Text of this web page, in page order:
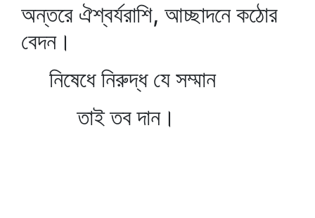
অন্তরে ঐশ্বর্যরাশি, আচ্ছাদনে কঠোর
বেদন।
নিষেধে নিরুদ্ধ যে সম্মান
তাই তব দান।